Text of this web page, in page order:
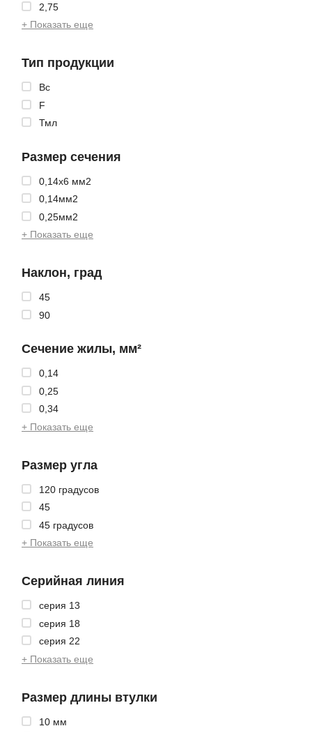
2,75
+ Показать еще
Тип продукции
Bc
F
Тмл
Размер сечения
0,14x6 мм2
0,14мм2
0,25мм2
+ Показать еще
Наклон, град
45
90
Сечение жилы, мм²
0,14
0,25
0,34
+ Показать еще
Размер угла
120 градусов
45
45 градусов
+ Показать еще
Серийная линия
серия 13
серия 18
серия 22
+ Показать еще
Размер длины втулки
10 мм